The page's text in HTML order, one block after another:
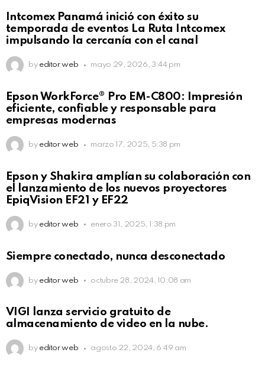
Intcomex Panamá inició con éxito su
temporada de eventos La Ruta Intcomex
impulsando la cercanía con el canal
by editor web mayo 29, 2026, 3:44 pm
Epson WorkForce® Pro EM-C800: Impresión
eficiente, confiable y responsable para
empresas modernas
by editor web marzo 17, 2025, 5:38 pm
Epson y Shakira amplían su colaboración con
el lanzamiento de los nuevos proyectores
EpiqVision EF21 y EF22
by editor web enero 31, 2025, 1:38 pm
Siempre conectado, nunca desconectado
by editor web octubre 28, 2024, 10:08 am
VIGI lanza servicio gratuito de
almacenamiento de video en la nube.
by editor web agosto 22, 2024, 6:49 am